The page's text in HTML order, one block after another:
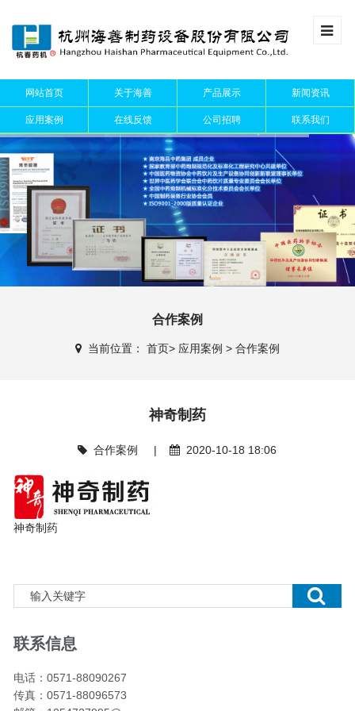
网站首页 关于海善 产品展示 新闻资讯
应用案例 在线反馈 公司招聘 联系我们
合作案例
当前位置： 首页> 应用案例 > 合作案例
神奇制药
合作案例 | 2020-10-18 18:06
神奇制药
联系信息
电话：0571-88090267
传真：0571-88096573